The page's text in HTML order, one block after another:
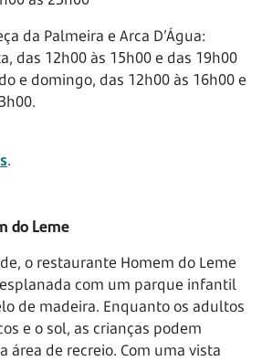
da Palmeira e Arca D’Água:
das 12h00 às 15h00 e das 19h00
e domingo, das 12h00 às 16h00 e
.
do Leme
o restaurante Homem do Leme
com um parque infantil
de madeira. Enquanto os adultos
e o sol, as crianças podem
área de recreio. Com uma vista